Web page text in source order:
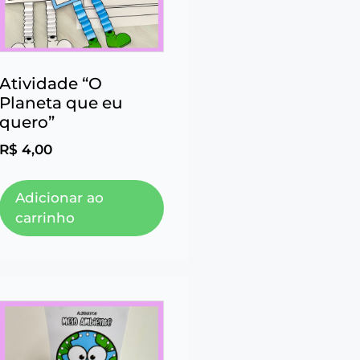
Atividade “O
Planeta que eu
quero”
R$ 4,00
Adicionar ao
carrinho